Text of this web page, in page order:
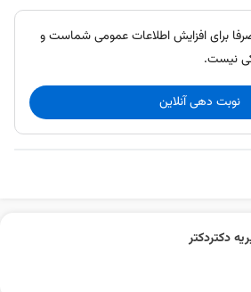
برای افزایش اطلاعات عمومی شماست و
نیست.
نوبت دهی آنلاین
دکتردکتر